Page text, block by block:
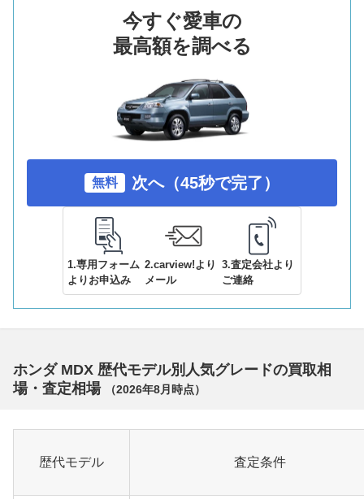
今すぐ愛車の
最高額を調べる
無料 次へ（45秒で完了）
1.専用フォーム
よりお申込み
2.carview!より
メール
3.査定会社より
ご連絡
ホンダ MDX 歴代モデル別人気グレードの買取相
場・査定相場
（2026年8月 時点）
歴代モデル 査定条件